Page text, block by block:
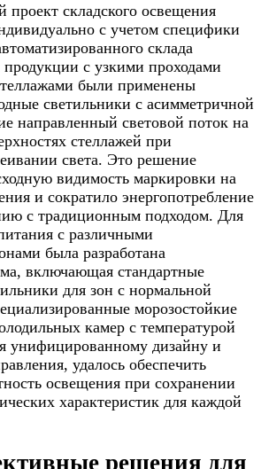
складского освещения
с учетом специфики
склада
с узкими проходами
были применены
светильники с асимметричной
направленный световой поток на
стеллажей при
света. Это решение
видимость маркировки на
и сократило энергопотребление
с традиционным подходом. Для
с различными
была разработана
включающая стандартные
для зон с нормальной
морозостойкие
камер с температурой
унифицированному дизайну и
удалось обеспечить
освещения при сохранении
характеристик для каждой
решения для